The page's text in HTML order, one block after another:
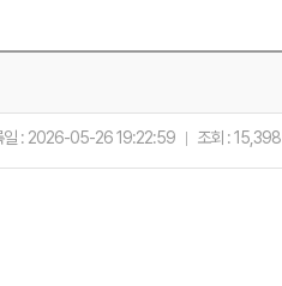
일 : 2026-05-26 19:22:59 조회 :15,398